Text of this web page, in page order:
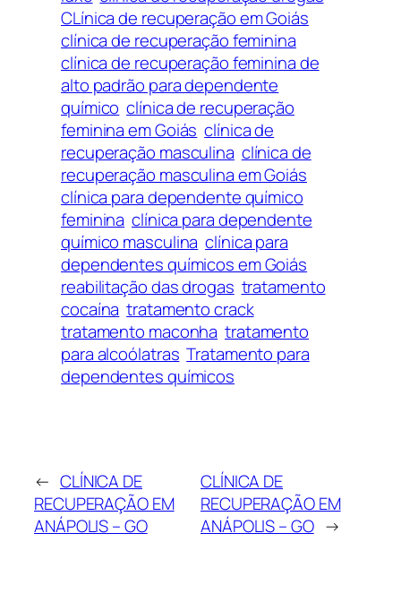
CLínica de recuperação em Goiás
clínica de recuperação feminina
clínica de recuperação feminina de
alto padrão para dependente
químico clínica de recuperação
feminina em Goiás clínica de
recuperação masculina clínica de
recuperação masculina em Goiás
clínica para dependente químico
feminina clínica para dependente
químico masculina clínica para
dependentes químicos em Goiás
reabilitação das drogas tratamento
cocaína tratamento crack
tratamento maconha tratamento
para alcoólatras Tratamento para
dependentes químicos
← CLÍNICA DE
RECUPERAÇÃO EM
ANÁPOLIS – GO
CLÍNICA DE
RECUPERAÇÃO EM
ANÁPOLIS – GO →